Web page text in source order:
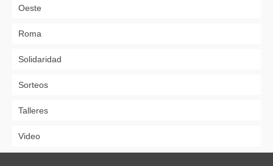
Oeste
Roma
Solidaridad
Sorteos
Talleres
Video